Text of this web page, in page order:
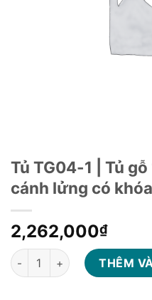
Tủ TG04-1 | Tủ
cánh lửng có khóa
2,262,000₫
Tủ TG04-1 | Tủ gỗ 190 5
THÊM